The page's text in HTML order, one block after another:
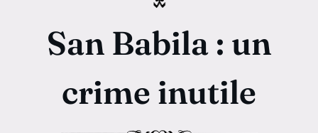
San Babila : un
crime inutile